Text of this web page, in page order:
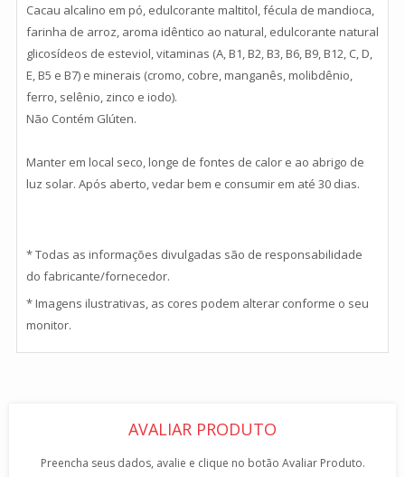
Cacau alcalino em pó, edulcorante maltitol, fécula de mandioca,
farinha de arroz, aroma idêntico ao natural, edulcorante natural
glicosídeos de esteviol, vitaminas (A, B1, B2, B3, B6, B9, B12, C, D,
E, B5 e B7) e minerais (cromo, cobre, manganês, molibdênio,
ferro, selênio, zinco e iodo).
Não Contém Glúten.
Manter em local seco, longe de fontes de calor e ao abrigo de
luz solar. Após aberto, vedar bem e consumir em até 30 dias.
* Todas as informações divulgadas são de responsabilidade
do fabricante/fornecedor.
* Imagens ilustrativas, as cores podem alterar conforme o seu
monitor.
AVALIAR PRODUTO
Preencha seus dados, avalie e clique no botão Avaliar Produto.